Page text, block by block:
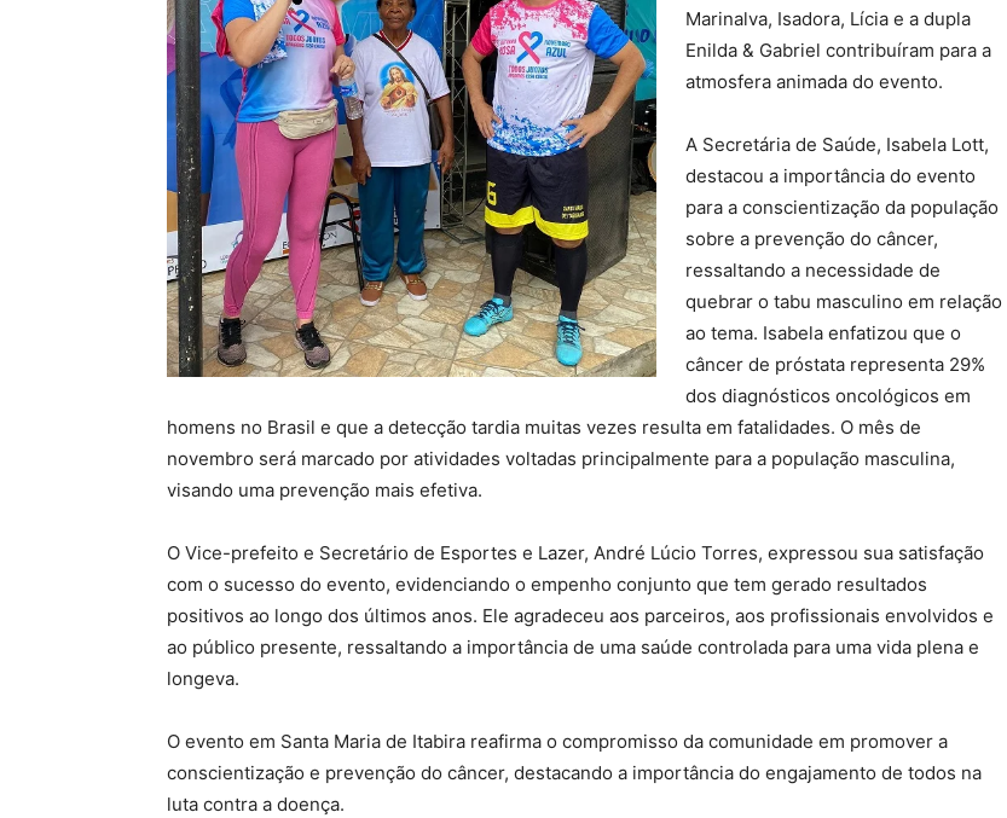
Marinalva, Isadora, Lícia e a dupla
Enilda & Gabriel contribuíram para a
atmosfera animada do evento.
A Secretária de Saúde, Isabela Lott,
destacou a importância do evento
para a conscientização da população
sobre a prevenção do câncer,
ressaltando a necessidade de
quebrar o tabu masculino em relação
ao tema. Isabela enfatizou que o
câncer de próstata representa 29%
dos diagnósticos oncológicos em
homens no Brasil e que a detecção tardia muitas vezes resulta em fatalidades. O mês de
novembro será marcado por atividades voltadas principalmente para a população masculina,
visando uma prevenção mais efetiva.
O Vice-prefeito e Secretário de Esportes e Lazer, André Lúcio Torres, expressou sua satisfação
com o sucesso do evento, evidenciando o empenho conjunto que tem gerado resultados
positivos ao longo dos últimos anos. Ele agradeceu aos parceiros, aos profissionais envolvidos e
ao público presente, ressaltando a importância de uma saúde controlada para uma vida plena e
longeva.
O evento em Santa Maria de Itabira reafirma o compromisso da comunidade em promover a
conscientização e prevenção do câncer, destacando a importância do engajamento de todos na
luta contra a doença.